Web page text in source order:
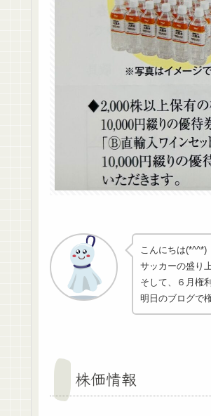
こんにちは
サッカーの盛り
そして、６月権
明日のブログで
株価情報